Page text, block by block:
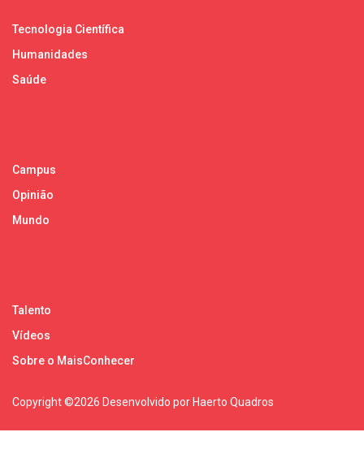
Tecnologia Científica
Humanidades
Saúde
Campus
Opinião
Mundo
Talento
Vídeos
Sobre o MaisConhecer
Copyright ©2026 Desenvolvido por Haerto Quadros